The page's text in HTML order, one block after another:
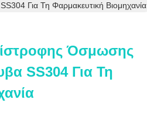
Για Τη Φαρμακευτική Βιομηχανία
Όσμωσης
SS304 Για Τη